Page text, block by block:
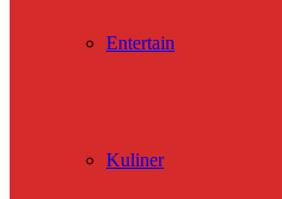
Entertain
Kuliner